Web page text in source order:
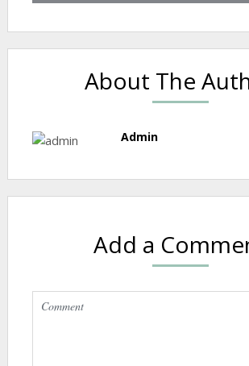
About The
Admin
Add a